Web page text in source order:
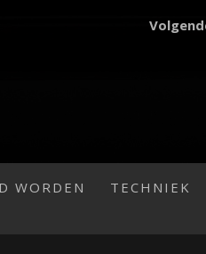
WORDEN TECHNIEK